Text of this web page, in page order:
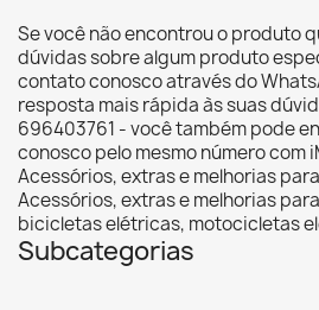
Se você não encontrou o produto
dúvidas sobre algum produto
contato conosco através do
resposta mais rápida às suas
696403761 - você também pode
conosco pelo mesmo número com
Acessórios, extras e melhorias
Acessórios, extras e melhorias
bicicletas elétricas, motocicletas
Subcategorias